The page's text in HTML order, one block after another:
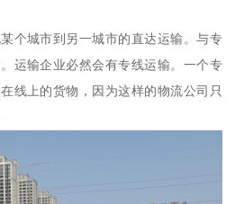
个城市到另一城市的直达运输。与专
运输企业必然会有专线运输。一个专
线上的货物，因为这样的物流公司只